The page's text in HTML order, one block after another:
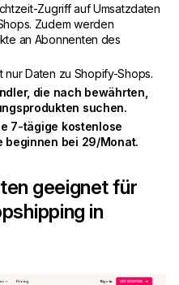
Zugriff auf Umsatzdaten
Zudem werden
an Abonnenten des
nur Daten zu Shopify-Shops.
die nach bewährten,
suchen.
7-tägige kostenlose
beginnen bei 29/Monat.
geeignet für
in